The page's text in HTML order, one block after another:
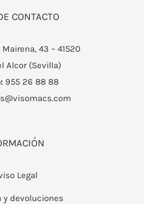
CONTACTO
Mairena, 43 – 41520
Alcor (Sevilla)
955 26 88 88
Legal
y devoluciones